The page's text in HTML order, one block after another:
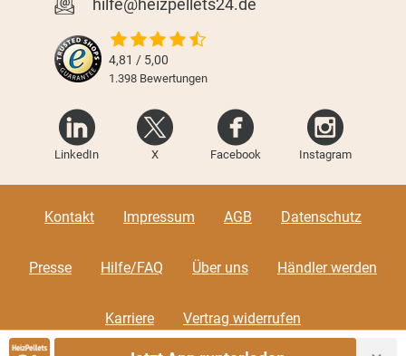
hilfe@heizpellets24.de
4,81 / 5,00
1.398 Bewertungen
LinkedIn X Facebook Instagram
Kontakt Impressum AGB Datenschutz
Presse Hilfe/FAQ Über uns Händler werden
Karriere Vertrag widerrufen